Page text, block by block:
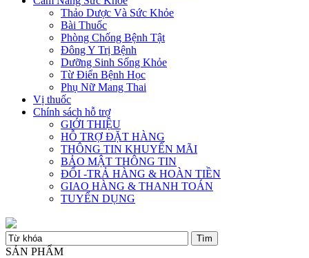
Thảo Dược Và Sức Khỏe
Bài Thuốc
Phòng Chống Bệnh Tật
Đông Y Trị Bệnh
Dưỡng Sinh Sống Khỏe
Từ Điển Bệnh Học
Phụ Nữ Mang Thai
Vị thuốc
Chính sách hỗ trợ
GIỚI THIỆU
HỖ TRỢ ĐẶT HÀNG
THÔNG TIN KHUYẾN MÃI
BẢO MẬT THÔNG TIN
ĐỔI -TRẢ HÀNG & HOÀN TIỀN
GIAO HÀNG & THANH TOÁN
TUYỂN DỤNG
SẢN PHẨM